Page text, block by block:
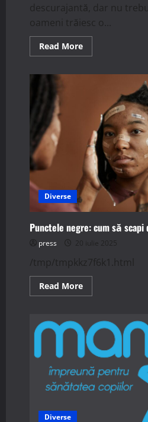
descurajantă, dar nu
oameni trăiesc o...
Read MoreRead
more
viață
normală
Diverse
Punctele negre: cum să
press 20 iulie 2025
/tmp/tmpkkz7f6k1.html
Read MoreRead
more
negre:
cum
să
scapi
de
ele
corect
Diverse